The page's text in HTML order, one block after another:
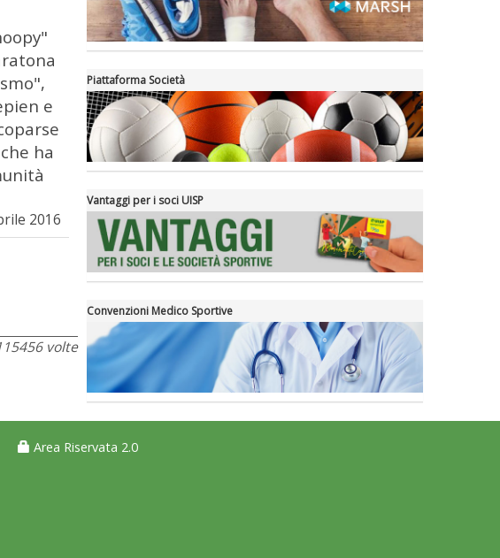
e
ha
2016
volte
Tiziano Pesce nel Cda di
Fondazione Terzjus: prima riunione
Piattaforma Società
Vantaggi per i soci UISP
Convenzioni Medico Sportive
Area Riservata 2.0